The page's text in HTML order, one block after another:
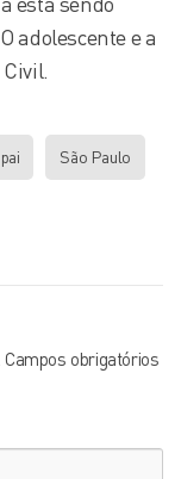
adolescente e a
São Paulo
Campos obrigatórios